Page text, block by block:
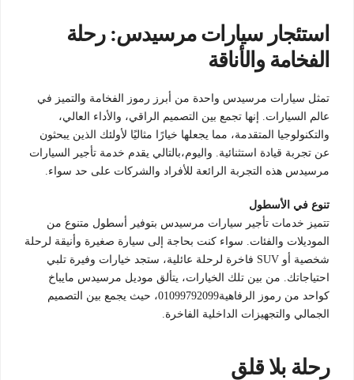
استئجار سيارات مرسيدس: رحلة
الفخامة والأناقة
تمثل سيارات مرسيدس واحدة من أبرز رموز الفخامة والتميز في
عالم السيارات. إنها تجمع بين التصميم الراقي، والأداء العالي،
والتكنولوجيا المتقدمة، مما يجعلها خيارًا مثاليًا لأولئك الذين يبحثون
عن تجربة قيادة استثنائية. واليوم،بالتالي يقدم خدمة تأجير السيارات
مرسيدس هذه التجربة الرائعة للأفراد والشركات على حد سواء.
تنوع في الأسطول
تتميز خدمات تأجير سيارات مرسيدس بتوفير أسطول متنوع من
الموديلات والفئات. سواء كنت بحاجة إلى سيارة صغيرة وأنيقة لرحلة
شخصية أو SUV فاخرة لرحلة عائلية، ستجد خيارات وفيرة تلبي
احتياجاتك. من بين تلك الخيارات، يتألق موديل مرسيدس مايباخ
كواحد من رموز الرفاهية01099792099، حيث يجمع بين التصميم
الجمالي والتجهيزات الداخلية الفاخرة.
رحلة بلا قلق